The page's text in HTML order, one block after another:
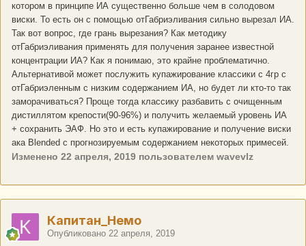
котором в принципе ИА существенно больше чем в солодовом
виски. То есть он с помощью отГабриэливания сильно вырезал ИА.
Так вот вопрос, где грань вырезания? Как методику
отГабриэливания применять для получения заранее известной
концентрации ИА? Как я понимаю, это крайне проблематично.
Альтернативой может послужить купажирование классики с 4гр с
отГабриэленным с низким содержанием ИА, но будет ли кто-то так
заморачиваться? Проще тогда классику разбавить с очищенным
дистиллятом крепости(90-96%) и получить желаемый уровень ИА
+ сохранить ЭАФ. Но это и есть купажирование и получение виски
ака Blended c прогнозируемым содержанием некоторых примесей.
Изменено 22 апреля, 2019 пользователем wavevlz
Капитан_Немо
Опубликовано 22 апреля, 2019